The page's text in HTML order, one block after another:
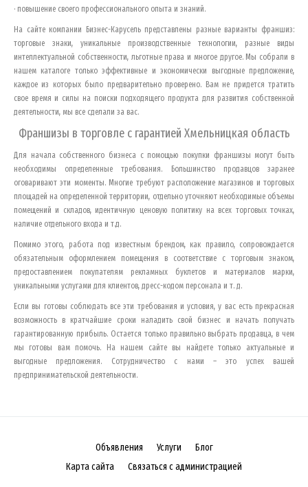
· повышение своего профессионального опыта и знаний.
На сайте компании Бизнес-Карусель представлены разные варианты франшиз:
торговые знаки, уникальные производственные технологии, разные виды
интеллектуальной собственности, льготные права и многое другое. Мы собрали в
нашем каталоге только эффективные и экономически выгодные предложение,
каждое из которых было предварительно проверено. Вам не придется тратить
свое время и силы на поиски подходящего продукта для развития собственной
деятельности, мы все сделали за вас.
Франшизы в торговле с гарантией Хмельницкая область
Для начала собственного бизнеса с помощью покупки франшизы могут быть
необходимы определенные требования. Большинство продавцов заранее
оговаривают эти моменты. Многие требуют расположение магазинов и торговых
площадей на определенной территории, отдельно уточняют необходимые объемы
помещений и складов, идентичную ценовую политику на всех торговых точках,
наличие отдельного входа и т.д.
Помимо этого, работа под известным брендом, как правило, сопровождается
обязательным оформлением помещения в соответствие с торговым знаком,
предоставлением покупателям рекламных буклетов и материалов марки,
уникальными услугами для клиентов, дресс-кодом персонала и т. д.
Если вы готовы соблюдать все эти требования и условия, у вас есть прекрасная
возможность в кратчайшие сроки наладить свой бизнес и начать получать
гарантированную прибыль. Остается только правильно выбрать продавца, в чем
мы готовы вам помочь. На нашем сайте вы найдете только актуальные и
выгодные предложения. Сотрудничество с нами – это успех вашей
предпринимательской деятельности.
Объявления Услуги
Блог
Карта сайта
Связаться с администрацией